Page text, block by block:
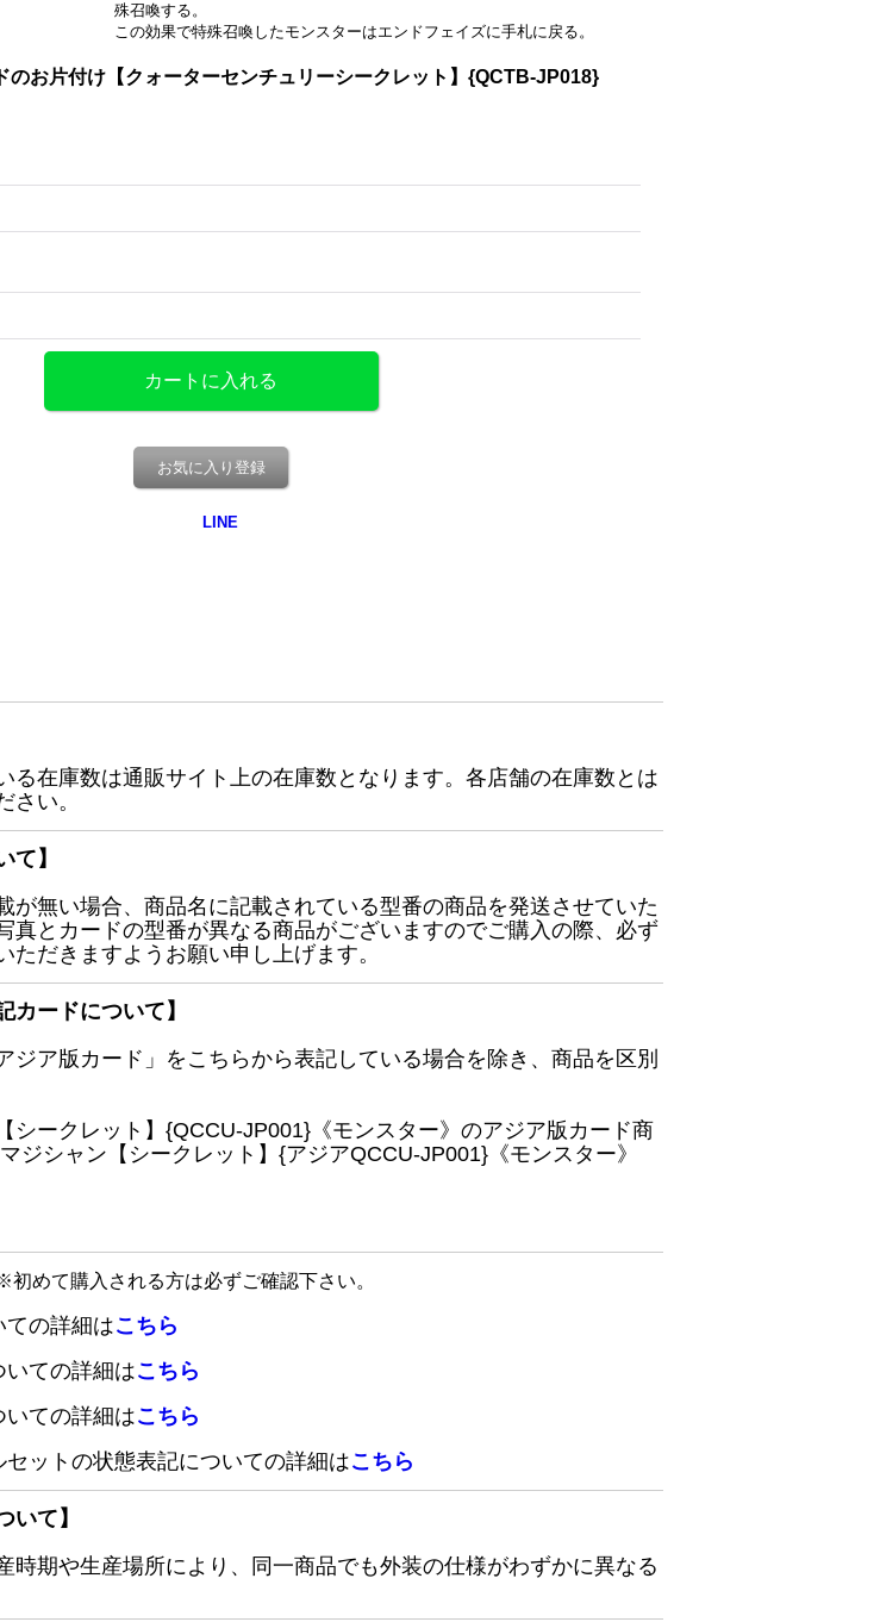
殊召喚する。
この効果で特殊召喚したモンスターはエンドフェイズに手札に戻る。
のお片付け【クォーターセンチュリーシークレット】{QCTB-JP018}
お気に入り登録
る在庫数は通販サイト上の在庫数となります。各店舗の在庫数とは
さい。
て】
が無い場合、商品名に記載されている型番の商品を発送させていた
真とカードの型番が異なる商品がございますのでご購入の際、必ず
ただきますようお願い申し上げます。
カードについて】
ジア版カード」をこちらから表記している場合を除き、商品を区別
シークレット】{QCCU-JP001}《モンスター》のアジア版カード商
シャン【シークレット】{アジアQCCU-JP001}《モンスター》
初めて購入される方は必ずご確認下さい。
ての詳細はこちら
ての詳細はこちら
ての詳細はこちら
ットの状態表記についての詳細はこちら
いて】
時期や生産場所により、同一商品でも外装の仕様がわずかに異なる